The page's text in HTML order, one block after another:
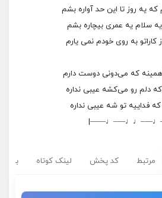
یه روز تا این حد آواره بشم
یه سلام یه عمری بیچاره بشم
به روی خودم نمی یارم
که می‌دونی دوست دارم
دلم رو می‌کشه عیبی نداره
فداییه تو شه عیبی نداره
مرتبط کد پخش لینک کوتاه